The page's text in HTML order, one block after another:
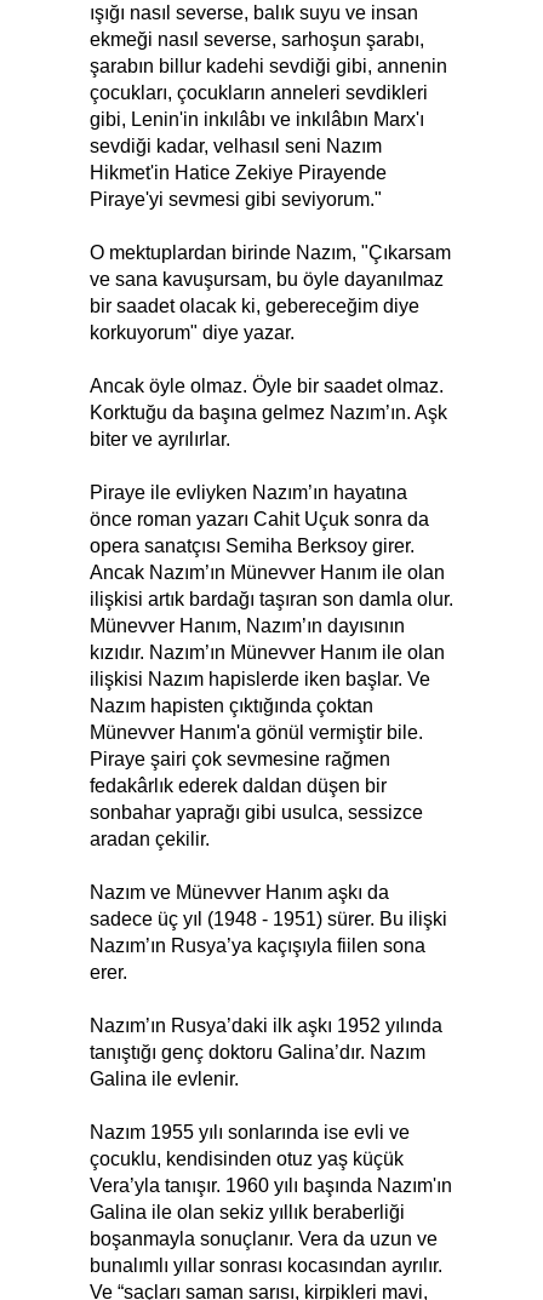
ışığı nasıl severse, balık suyu ve insan
ekmeği nasıl severse, sarhoşun şarabı,
şarabın billur kadehi sevdiği gibi, annenin
çocukları, çocukların anneleri sevdikleri
gibi, Lenin'in inkılâbı ve inkılâbın Marx'ı
sevdiği kadar, velhasıl seni Nazım
Hikmet'in Hatice Zekiye Pirayende
Piraye'yi sevmesi gibi seviyorum."
O mektuplardan birinde Nazım, "Çıkarsam
ve sana kavuşursam, bu öyle dayanılmaz
bir saadet olacak ki, gebereceğim diye
korkuyorum" diye yazar.
Ancak öyle olmaz. Öyle bir saadet olmaz.
Korktuğu da başına gelmez Nazım’ın. Aşk
biter ve ayrılırlar.
Piraye ile evliyken Nazım’ın hayatına
önce roman yazarı Cahit Uçuk sonra da
opera sanatçısı Semiha Berksoy girer.
Ancak Nazım’ın Münevver Hanım ile olan
ilişkisi artık bardağı taşıran son damla olur.
Münevver Hanım, Nazım’ın dayısının
kızıdır. Nazım’ın Münevver Hanım ile olan
ilişkisi Nazım hapislerde iken başlar. Ve
Nazım hapisten çıktığında çoktan
Münevver Hanım'a gönül vermiştir bile.
Piraye şairi çok sevmesine rağmen
fedakârlık ederek daldan düşen bir
sonbahar yaprağı gibi usulca, sessizce
aradan çekilir.
Nazım ve Münevver Hanım aşkı da
sadece üç yıl (1948­ - 1951) sürer. Bu ilişki
Nazım’ın Rusya’ya kaçışıyla fiilen sona
erer.
Nazım’ın Rusya’daki ilk aşkı 1952 yılında
tanıştığı genç doktoru Galina’dır. Nazım
Galina ile evlenir.
Nazım 1955 yılı sonlarında ise evli ve
çocuklu, kendisinden otuz yaş küçük
Vera’yla tanışır. 1960 yılı başında Nazım'ın
Galina ile olan sekiz yıllık beraberliği
boşanmayla sonuçlanır. Vera da uzun ve
bunalımlı yıllar sonrası kocasından ayrılır.
Ve “saçları saman sarısı, kirpikleri mavi,